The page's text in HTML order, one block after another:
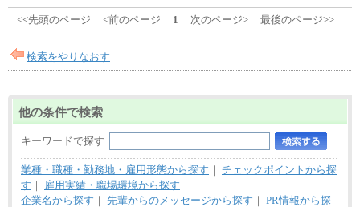
す。
中途：
月給制
226,600円～390,100円（勤務地域等により異なりま
ます。
・試用期間中も同額支給します。
<<先頭のページ <前のページ 1 次のページ> 最後のページ>>
検索をやりなおす
他の条件で検索
キーワードで探す
業種・職種・勤務地・雇用形態から探す ｜ チェックポイントから探
す ｜
雇用実績・職場環境から探す
企業名から探す ｜ 先輩からのメッセージから探す ｜ PR情報から探